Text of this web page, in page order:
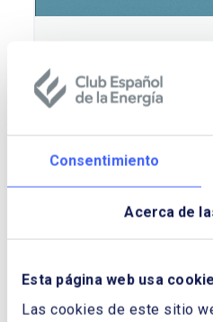
Consentimiento
Acerca de
Esta página web usa
Las cookies de este sitio
marginalista.